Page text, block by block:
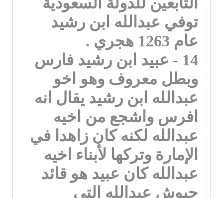
توفي عبدالله ابن رشيد
عام 1263 هجري .
14 - عبيد ابن رشيد فارس
وبطل معروف وهو اخو
عبدالله ابن رشيد يقال انه
افرس واشجع من اخيه
عبدالله لكنه كان زاهدا في
الإمارة وتركها لأبناء اخيه
عبدالله كان عبيد هو قائد
جيوش عبدالله التي